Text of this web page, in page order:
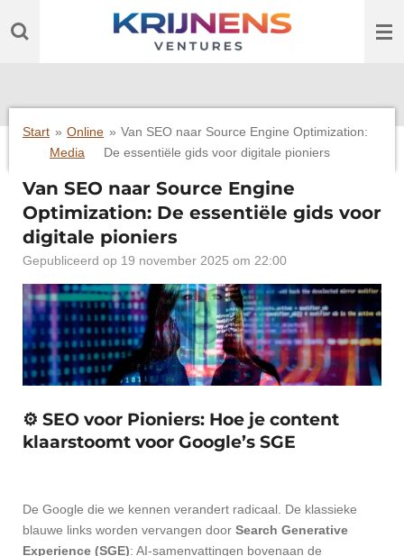
direct
Start » Online
Media
» Van SEO naar Source Engine Optimization:
De essentiële gids voor digitale pioniers
Van SEO naar Source Engine
Optimization: De essentiële gids voor
digitale pioniers
Gepubliceerd op 19 november 2025 om 22:00
⚙️ SEO voor Pioniers: Hoe je content
klaarstoomt voor Google’s SGE
De Google die we kennen verandert radicaal. De klassieke
blauwe links worden vervangen door Search Generative
Experience (SGE): AI-samenvattingen bovenaan de